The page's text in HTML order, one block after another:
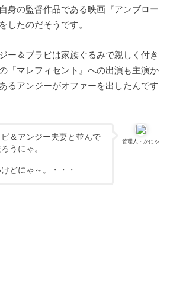
身の監督作品である映画『アンブロー
したのだそうです。
ー＆ブラピは家族ぐるみで親しく付き
『マレフィセント』への出演も主演か
るアンジーがオファーを出したんです
管理人・かにゃ
＆アンジー夫妻と並んで
うにゃ。
どにゃ～。・・・